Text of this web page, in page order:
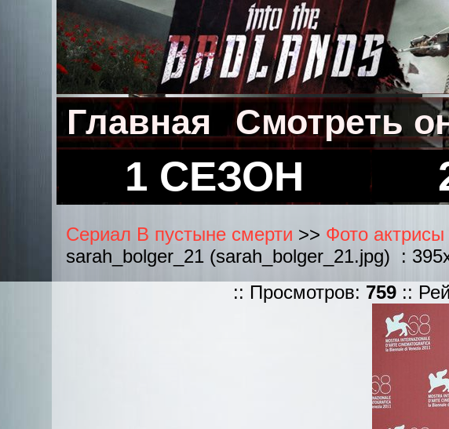
Главная Смотреть
1 СЕЗОН
Сериал В пустыне смерти >> Фото
sarah_bolger_21 (sarah_bolger_21.jpg) :
:: Просмотров: 759 ::